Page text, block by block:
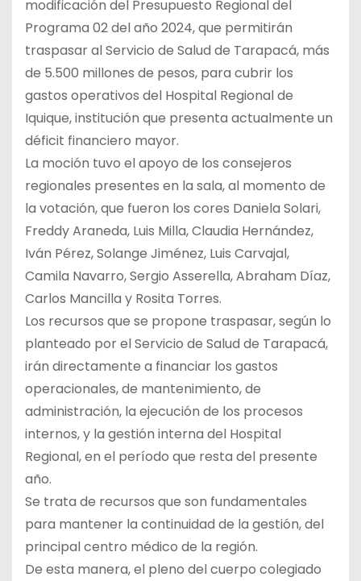
modificación del Presupuesto Regional del
Programa 02 del año 2024, que permitirán
traspasar al Servicio de Salud de Tarapacá, más
de 5.500 millones de pesos, para cubrir los
gastos operativos del Hospital Regional de
Iquique, institución que presenta actualmente un
déficit financiero mayor.
La moción tuvo el apoyo de los consejeros
regionales presentes en la sala, al momento de
la votación, que fueron los cores Daniela Solari,
Freddy Araneda, Luis Milla, Claudia Hernández,
Iván Pérez, Solange Jiménez, Luis Carvajal,
Camila Navarro, Sergio Asserella, Abraham Díaz,
Carlos Mancilla y Rosita Torres.
Los recursos que se propone traspasar, según lo
planteado por el Servicio de Salud de Tarapacá,
irán directamente a financiar los gastos
operacionales, de mantenimiento, de
administración, la ejecución de los procesos
internos, y la gestión interna del Hospital
Regional, en el período que resta del presente
año.
Se trata de recursos que son fundamentales
para mantener la continuidad de la gestión, del
principal centro médico de la región.
De esta manera, el pleno del cuerpo colegiado